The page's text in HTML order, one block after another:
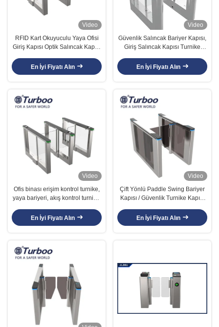
Video
RFID Kart Okuyuculu Yaya Ofisi
Giriş Kapısı Optik Salıncak Kapısı
En İyi Fiyatı Alın
Video
Güvenlik Salıncak Bariyer Kapısı,
Giriş Salıncak Kapısı Turnike
En İyi Fiyatı Alın
Video
Ofis binası erişim kontrol turnike,
yaya bariyeri, akış kontrol turnike,
En İyi Fiyatı Alın
Video
Çift Yönlü Paddle Swing Bariyer
Kapısı / Güvenlik Turnike Kapısı
En İyi Fiyatı Alın